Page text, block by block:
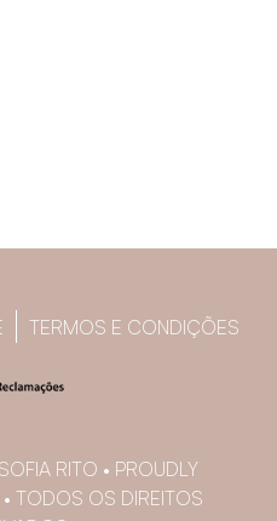
TERMOS E CONDIÇÕES
RITO • PROUDLY
TODOS OS DIREITOS